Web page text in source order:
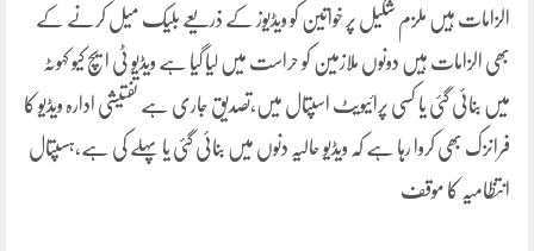
الزامات ہیں ملزم شکیل پر خواتین کو ویڈیوز کے ذریعے بلیک میل کرنے کے
بھی الزامات ہیں دونوں ملازمین کو حراست میں لیا گیا ہے ویڈیو ٹی ایچ کیو کہوٹہ
میں بنائی گئی یا کسی پرائیویٹ اسپتال میں،تصدیق جاری ہے تفتیشی ادارہ ویڈیو کا
فرانزک بھی کروا رہا ہے کہ ویڈیو حالیہ دنوں میں بنائی گئی یا پہلے کی ہے،ہسپتال
انتظامیہ کا موقف